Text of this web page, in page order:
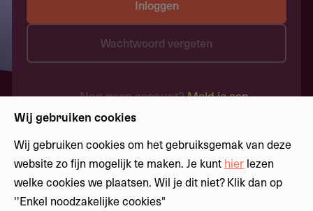
Inloggen
Wachtwoord vergeten
Nog geen account?Meld je aan
Wij gebruiken cookies
Wij gebruiken cookies om het gebruiksgemak van deze
website zo fijn mogelijk te maken. Je kunt hier lezen
welke cookies we plaatsen. Wil je dit niet? Klik dan op
''Enkel noodzakelijke cookies"